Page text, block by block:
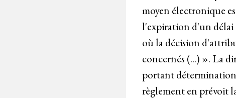
moyen électronique
l'expiration d'un délai
où la décision
concernés (...) ». La
portant détermination
règlement en prévoit